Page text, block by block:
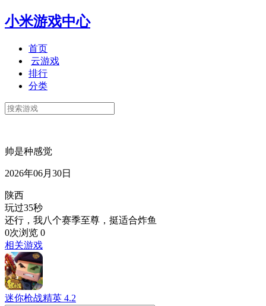
小米游戏中心
首页
云游戏
排行
分类
帅是种感觉
2026年06月30日
陕西
玩过35秒
还行，我八个赛季至尊，挺适合炸鱼
0次浏览 0
相关游戏
迷你枪战精英 4.2